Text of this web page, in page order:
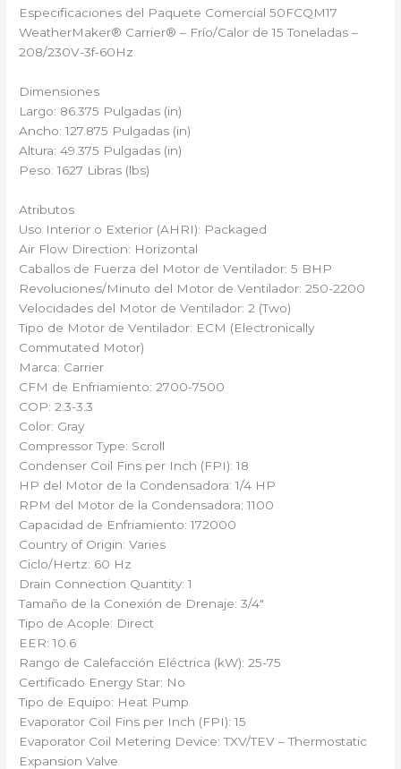
Especificaciones del Paquete Comercial 50FCQM17
WeatherMaker® Carrier®️ – Frío/Calor de 15 Toneladas –
208/230V-3f-60Hz
Dimensiones
Largo: 86.375 Pulgadas (in)
Ancho: 127.875 Pulgadas (in)
Altura: 49.375 Pulgadas (in)
Peso: 1627 Libras (lbs)
Atributos
Uso Interior o Exterior (AHRI): Packaged
Air Flow Direction: Horizontal
Caballos de Fuerza del Motor de Ventilador: 5 BHP
Revoluciones/Minuto del Motor de Ventilador: 250-2200
Velocidades del Motor de Ventilador: 2 (Two)
Tipo de Motor de Ventilador: ECM (Electronically
Commutated Motor)
Marca: Carrier
CFM de Enfriamiento: 2700-7500
COP: 2.3-3.3
Color: Gray
Compressor Type: Scroll
Condenser Coil Fins per Inch (FPI): 18
HP del Motor de la Condensadora: 1/4 HP
RPM del Motor de la Condensadora: 1100
Capacidad de Enfriamiento: 172000
Country of Origin: Varies
Ciclo/Hertz: 60 Hz
Drain Connection Quantity: 1
Tamaño de la Conexión de Drenaje: 3/4″
Tipo de Acople: Direct
EER: 10.6
Rango de Calefacción Eléctrica (kW): 25-75
Certificado Energy Star: No
Tipo de Equipo: Heat Pump
Evaporator Coil Fins per Inch (FPI): 15
Evaporator Coil Metering Device: TXV/TEV – Thermostatic
Expansion Valve